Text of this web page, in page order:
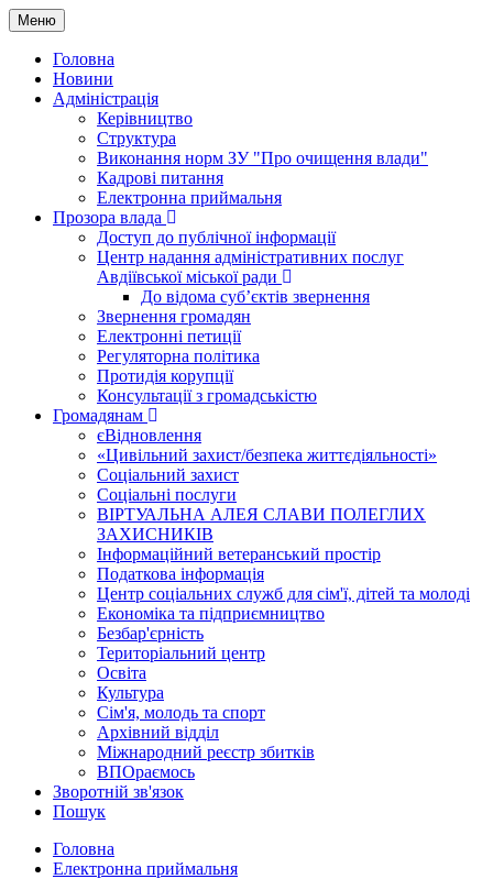
Меню
Головна
Новини
Адміністрація
Керівництво
Структура
Виконання норм ЗУ "Про очищення влади"
Кадрові питання
Електронна приймальня
Прозора влада
Доступ до публічної інформації
Центр надання адміністративних послуг
Авдіївської міської ради
До відома суб’єктів звернення
Звернення громадян
Електронні петиції
Регуляторна політика
Протидія корупції
Консультації з громадськістю
Громадянам
єВідновлення
«Цивільний захист/безпека життєдіяльності»
Соціальний захист
Соціальні послуги
ВІРТУАЛЬНА АЛЕЯ СЛАВИ ПОЛЕГЛИХ
ЗАХИСНИКІВ
Інформаційний ветеранський простір
Податкова інформація
Центр соціальних служб для сім'ї, дітей та молоді
Економіка та підприємництво
Безбар'єрність
Територіальний центр
Освіта
Культура
Сім'я, молодь та спорт
Архівний відділ
Міжнародний реєстр збитків
ВПОраємось
Зворотній зв'язок
Пошук
Головна
Електронна приймальня